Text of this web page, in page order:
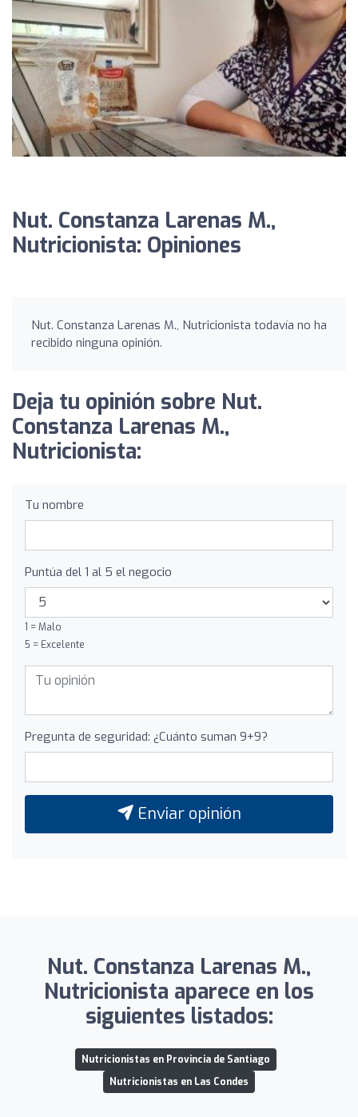
Nut. Constanza Larenas M.,
Nutricionista: Opiniones
Nut. Constanza Larenas M., Nutricionista todavía no ha
recibido ninguna opinión.
Deja tu opinión sobre Nut.
Constanza Larenas M.,
Nutricionista:
Tu nombre
Puntúa del 1 al 5 el negocio
1 = Malo
5 = Excelente
Pregunta de seguridad: ¿Cuánto suman 9+9?
Enviar opinión
Nut. Constanza Larenas M.,
Nutricionista aparece en los
siguientes listados:
Nutricionistas en Provincia de Santiago
Nutricionistas en Las Condes